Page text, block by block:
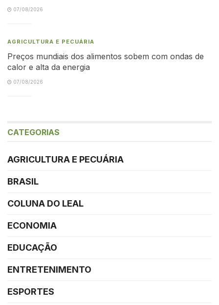
07/08/2026
AGRICULTURA E PECUÁRIA
Preços mundiais dos alimentos sobem com ondas de
calor e alta da energia
07/08/2026
CATEGORIAS
AGRICULTURA E PECUÁRIA
BRASIL
COLUNA DO LEAL
ECONOMIA
EDUCAÇÃO
ENTRETENIMENTO
ESPORTES